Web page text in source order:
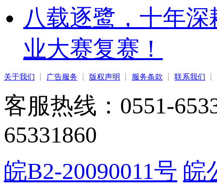
八载逐鹭，十年
业大赛复赛！
关于我们 ┊ 广告服务 ┊ 版权声明 ┊ 服务条款 ┊ 联系我们 ┊
客服热线：0551-
65331860
皖B2-20090011号 皖